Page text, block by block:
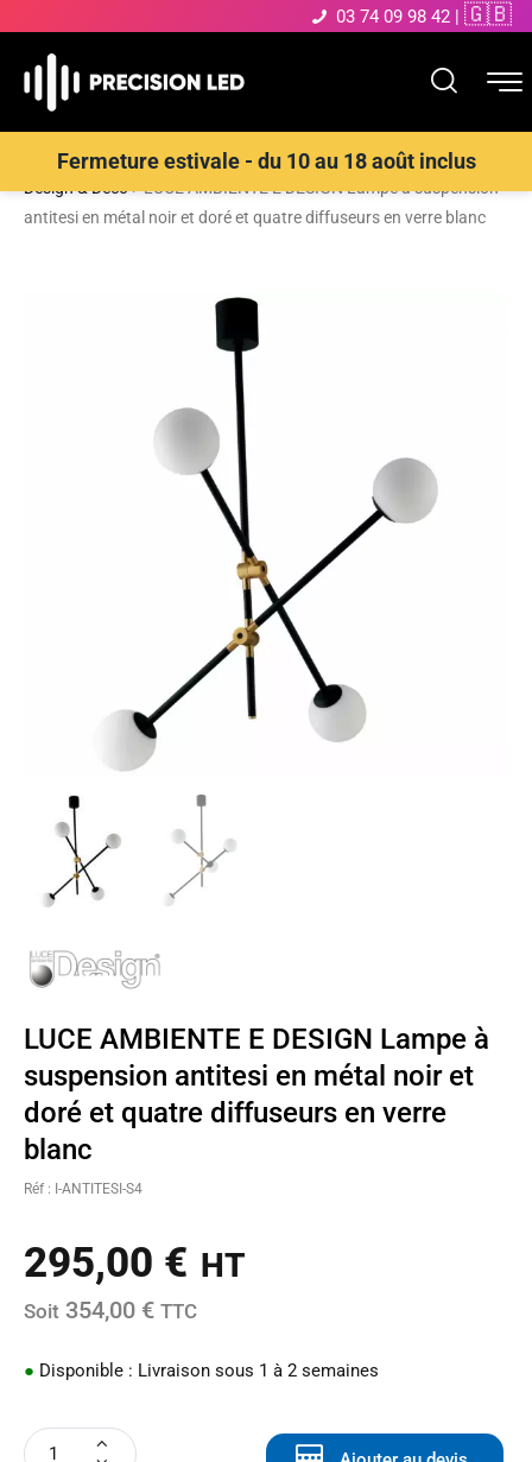
03 74 09 98 42 | 🇬🇧
Fermeture estivale - du 10 au 18 août inclus
Accueil>Boutique>ECLAIRAGE INTERIEUR LED>Suspensions
Design & Déco>LUCE AMBIENTE E DESIGN Lampe à suspension
antitesi en métal noir et doré et quatre diffuseurs en verre blanc
LUCE AMBIENTE E DESIGN Lampe à
suspension antitesi en métal noir et
doré et quatre diffuseurs en verre
blanc
Réf : I-ANTITESI-S4
295,00 € HT
Soit 354,00 € TTC
● Disponible : Livraison sous 1 à 2 semaines